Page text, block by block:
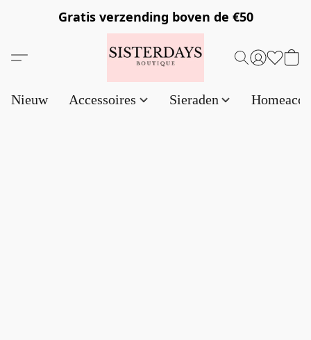
Gratis verzending boven de €50
Nieuw Accessoires Sieraden